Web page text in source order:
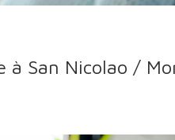
à San Nicolao /